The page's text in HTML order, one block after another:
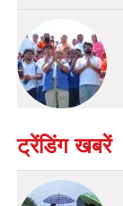
ट्रेंडिंग खबरें